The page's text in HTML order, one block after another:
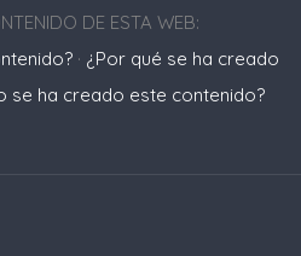
DE ESTA WEB:
· ¿Por qué se ha creado
se ha creado este contenido?